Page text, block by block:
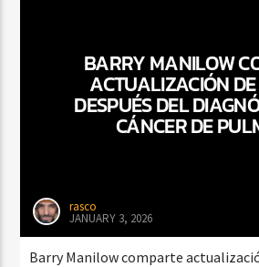
BARRY MANILOW
ACTUALIZACIÓN
DESPUÉS DEL
CÁNCER DE
rasco
JANUARY 3, 2026
Barry Manilow comparte